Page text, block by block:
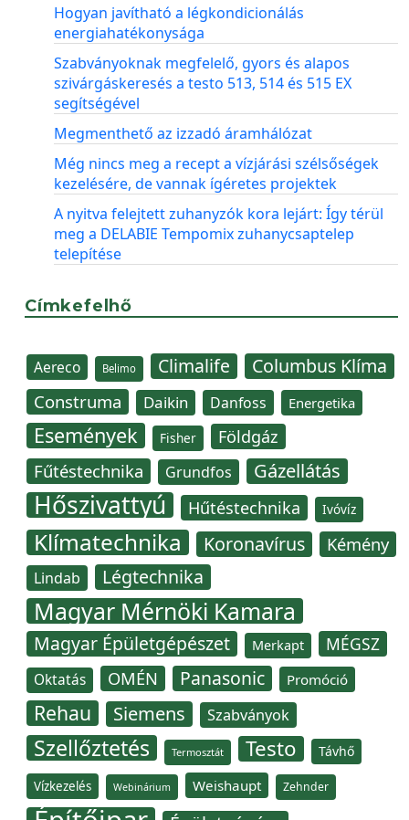
Hogyan javítható a légkondicionálás
energiahatékonysága
Szabványoknak megfelelő, gyors és alapos
szivárgáskeresés a testo 513, 514 és 515 EX
segítségével
Megmenthető az izzadó áramhálózat
Még nincs meg a recept a vízjárási szélsőségek
kezelésére, de vannak ígéretes projektek
A nyitva felejtett zuhanyzók kora lejárt: Így térül
meg a DELABIE Tempomix zuhanycsaptelep
telepítése
Címkefelhő
Aereco Belimo Climalife Columbus Klíma
Construma Daikin Danfoss Energetika
Események Fisher Földgáz
Fűtéstechnika Grundfos Gázellátás
Hőszivattyú Hűtéstechnika Ivóvíz
Klímatechnika Koronavírus Kémény
Lindab Légtechnika
Magyar Mérnöki Kamara
Magyar Épületgépészet Merkapt MÉGSZ
Oktatás OMÉN Panasonic Promóció
Rehau Siemens Szabványok
Szellőztetés Termosztát Testo Távhő
Vízkezelés Webinárium Weishaupt Zehnder